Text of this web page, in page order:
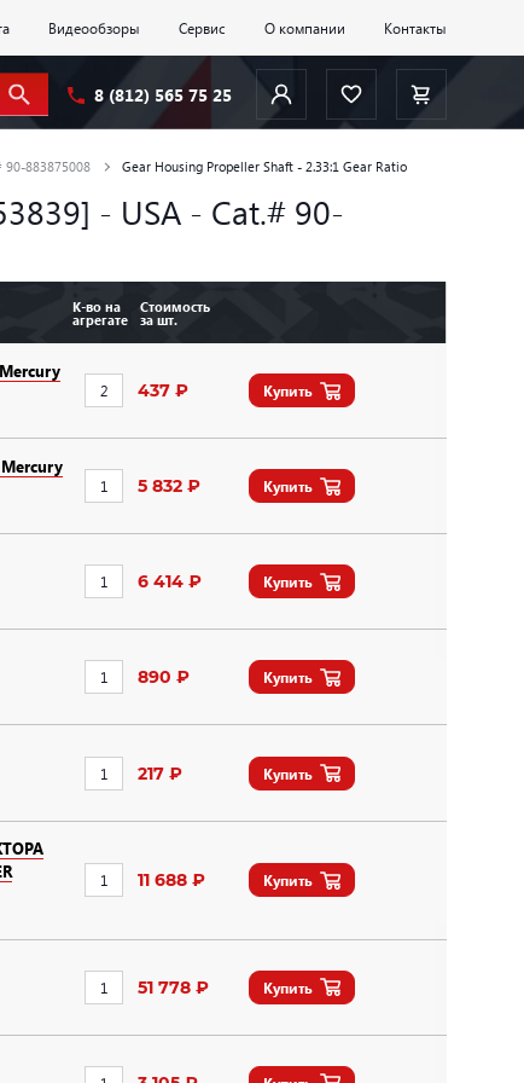
Видеообзоры Сервис О компании Контакты
8 (812) 565 75 25
90-883875008 Gear Housing Propeller Shaft - 2.33:1 Gear Ratio
- USA - Cat.# 90-
К-во на
агрегате
Стоимость
за шт.
437 ₽ Купить
5 832 ₽ Купить
6 414 ₽ Купить
890 ₽ Купить
217 ₽ Купить
11 688 ₽ Купить
51 778 ₽ Купить